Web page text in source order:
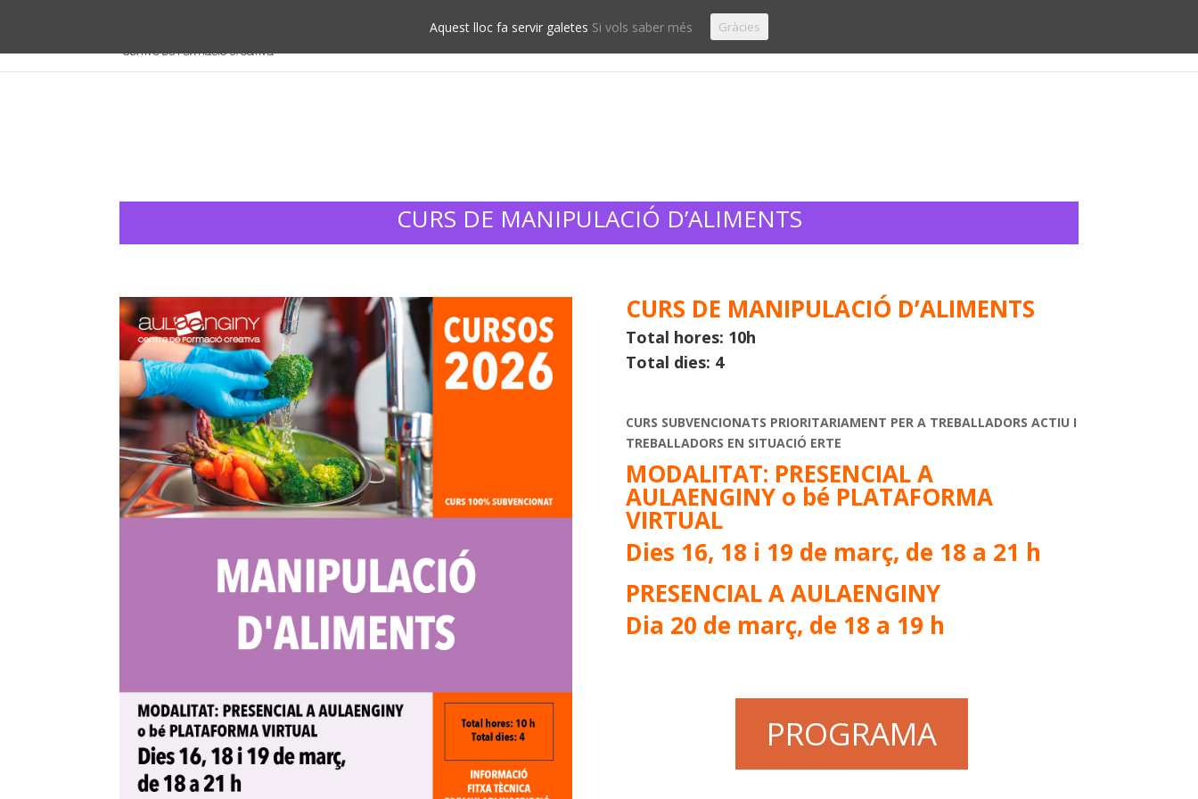
Cursos PRL Assessorament de PRL Logopèdia
CURS DE MANIPULACIÓ D’ALIMENTS
CURS DE MANIPULACIÓ D’ALIMENTS
Total hores: 10h
Total dies: 4
CURS SUBVENCIONATS PRIORITARIAMENT PER A TREBALLADORS ACTIU I
TREBALLADORS EN SITUACIÓ ERTE
MODALITAT: PRESENCIAL A
AULAENGINY o bé PLATAFORMA
VIRTUAL
Dies 16, 18 i 19 de març, de 18 a 21 h
PRESENCIAL A AULAENGINY
Dia 20 de març, de 18 a 19 h
PROGRAMA
Aquest lloc fa servir galetes Si vols saber més Gràcies